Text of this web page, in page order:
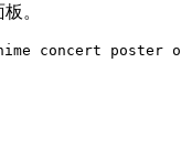
。
concert poster